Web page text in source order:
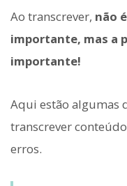
Ao transcrever, não
importante, mas a
importante!
Aqui estão algumas
transcrever
erros.